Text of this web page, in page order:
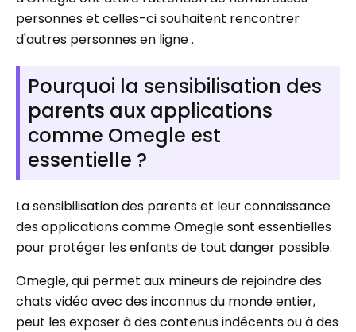
personnes et celles-ci souhaitent rencontrer
d'autres personnes en ligne .
Pourquoi la sensibilisation des
parents aux applications
comme Omegle est
essentielle ?
La sensibilisation des parents et leur connaissance
des applications comme Omegle sont essentielles
pour protéger les enfants de tout danger possible.
Omegle, qui permet aux mineurs de rejoindre des
chats vidéo avec des inconnus du monde entier,
peut les exposer à des contenus indécents ou à des